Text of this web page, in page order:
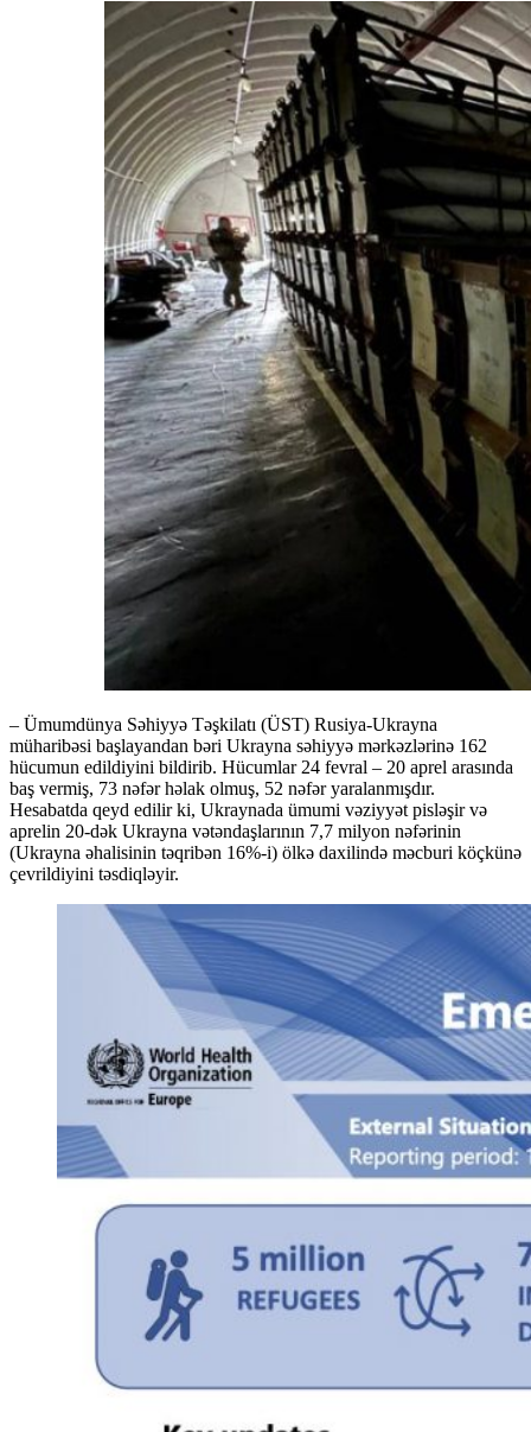
– Ümumdünya Səhiyyə Təşkilatı (ÜST) Rusiya-Ukrayna
müharibəsi başlayandan bəri Ukrayna səhiyyə mərkəzlərinə 162
hücumun edildiyini bildirib. Hücumlar 24 fevral – 20 aprel arasında
baş vermiş, 73 nəfər həlak olmuş, 52 nəfər yaralanmışdır.
Hesabatda qeyd edilir ki, Ukraynada ümumi vəziyyət pisləşir və
aprelin 20-dək Ukrayna vətəndaşlarının 7,7 milyon nəfərinin
(Ukrayna əhalisinin təqribən 16%-i) ölkə daxilində məcburi köçkünə
çevrildiyini təsdiqləyir.